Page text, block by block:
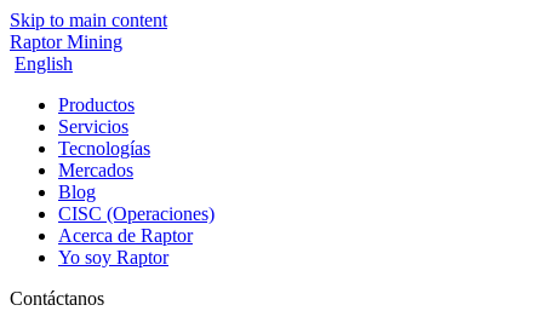
Skip to main content
Raptor Mining
English
Productos
Servicios
Tecnologías
Mercados
Blog
CISC (Operaciones)
Acerca de Raptor
Yo soy Raptor
Contáctanos